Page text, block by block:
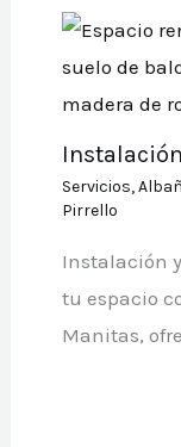
Servicios,
Pirrello
Instalación
tu espacio
Manitas,